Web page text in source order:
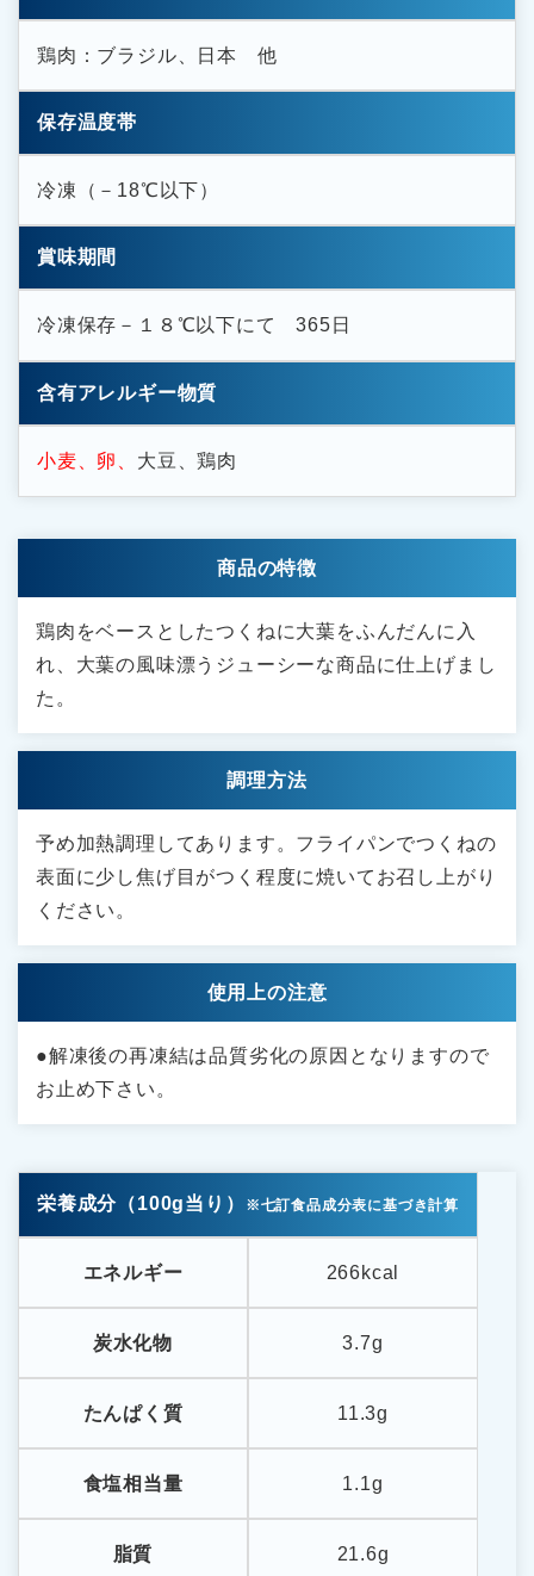
鶏肉：ブラジル、日本 他
保存温度帯
冷凍（－18℃以下）
賞味期間
冷凍保存－１８℃以下にて 365日
含有アレルギー物質
小麦、卵、 大豆、鶏肉
商品の特徴
鶏肉をベースとしたつくねに大葉をふんだんに入
れ、大葉の風味漂うジューシーな商品に仕上げまし
た。
調理方法
予め加熱調理してあります。フライパンでつくねの
表面に少し焦げ目がつく程度に焼いてお召し上がり
ください。
使用上の注意
●解凍後の再凍結は品質劣化の原因となりますので
お止め下さい。
栄養成分（100g当り） ※七訂食品成分表に基づき計算
エネルギー 266kcal
炭水化物 3.7g
たんぱく質 11.3g
食塩相当量 1.1g
脂質 21.6g